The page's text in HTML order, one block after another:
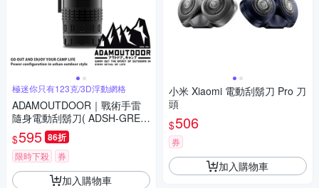
極迷你只有123克/3D浮動網格
ADAMOUTDOOR｜戰術手雷
隨身電動刮鬍刀( ADSH-GRE6
00 旅行 戶外)
$595 86折
限時下殺 券
加入購物車
小米 Xiaomi 電動刮鬍刀 Pro 刀
頭
$506
券
加入購物車